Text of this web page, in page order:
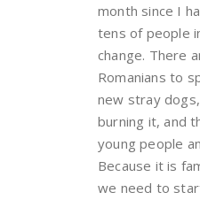
month since I
tens of people
change. There
Romanians to
new stray
burning it, and
young people
Because it is
we need to